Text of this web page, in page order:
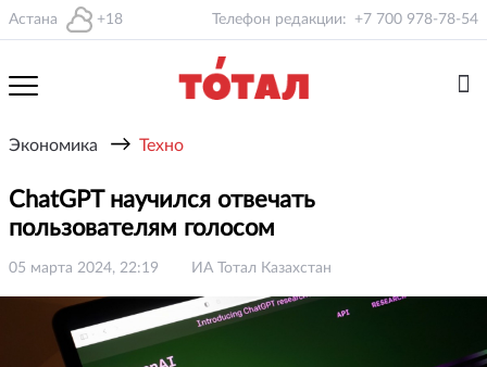
Астана +18 Телефон редакции: +7 700 978-78-54
Экономика → Техно
ChatGPT научился отвечать
пользователям голосом
05 марта 2024, 22:19 ИА Тотал Казахстан